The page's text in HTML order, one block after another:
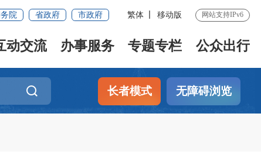
院 省政府 市政府 繁体 移动版 网站支持IPv6
动交流 办事服务 专题专栏 公众出行
长者模式 无障碍浏览